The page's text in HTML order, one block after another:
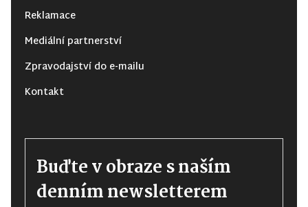
Reklamace
Mediální partnerství
Zpravodajství do e-mailu
Kontakt
Buďte v obraze s naším
denním newsletterem